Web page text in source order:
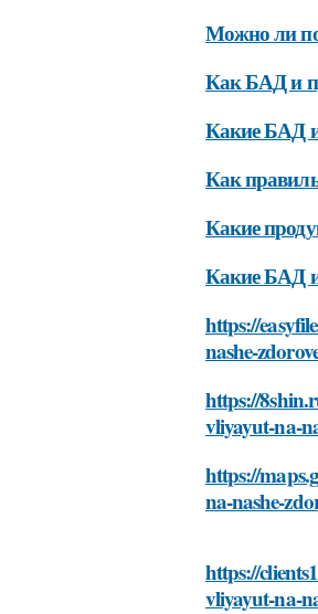
Можно ли
Как БАД и
Какие БАД
Как
Какие
Какие БАД
https://
nashe-
https://
vliyayut-na-
https://
na-nashe-
https://
vliyayut-na-